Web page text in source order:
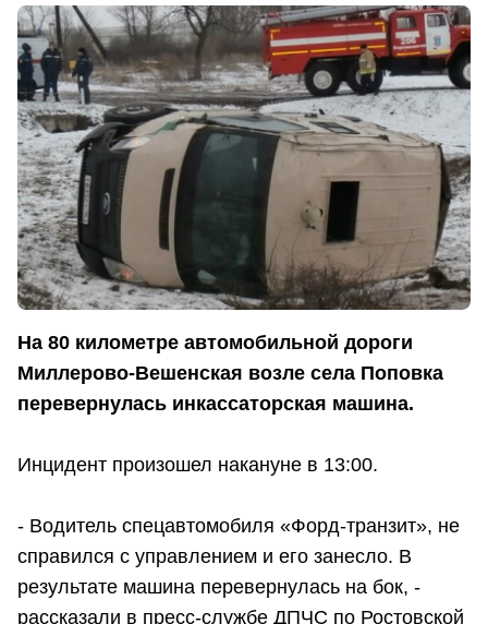
На 80 километре автомобильной дороги
Миллерово-Вешенская возле села Поповка
перевернулась инкассаторская машина.
Инцидент произошел накануне в 13:00.
- Водитель спецавтомобиля «Форд-транзит», не
справился с управлением и его занесло. В
результате машина перевернулась на бок, -
рассказали в пресс-службе ДПЧС по Ростовской